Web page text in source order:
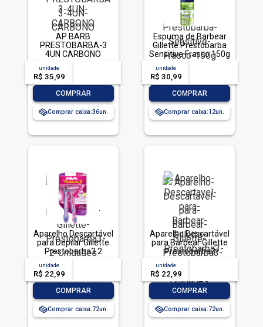
AP BARB
PRESTOBARBA-3
4UN CARBONO
unidade
R$ 35,99
COMPRAR
Comprar caixa:36
Espuma de Barbear
Gillette Prestobarba
Sensitive Frasco 150g
unidade
R$ 30,99
COMPRAR
Comprar caixa:12
Aparelho Descartável
para Depilar Gillette
Prestobarba3 2
Unidades
unidade
R$ 22,99
COMPRAR
Comprar caixa:72
Aparelho Descartável
para Barbear Gillette
Prestobarba3
Sensitive 2 Unidades
unidade
R$ 22,99
COMPRAR
Comprar caixa:72